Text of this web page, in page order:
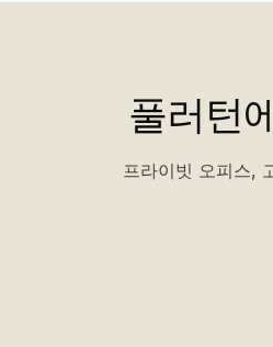
풀러턴
프라이빗 오피스,